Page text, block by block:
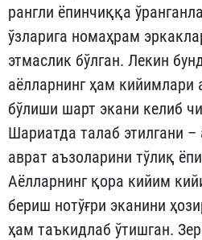
рангли ёпинчиққа
ўзларига номаҳрам
этмаслик бўлган. Лекин
аёлларнинг ҳам кийимлари
бўлиши шарт экани келиб
Шариатда талаб этилгани –
аврат аъзоларини тўлиқ
Аёлларнинг қора кийим
бериш нотўғри эканини
ҳам таъкидлаб ўтишган.